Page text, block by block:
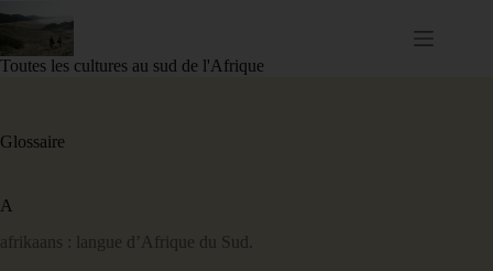
contenu
Toutes les cultures au sud de l'Afrique
Glossaire
A
afrikaans : langue d’Afrique du Sud.